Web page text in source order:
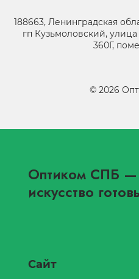
188663, Ленинградская
гп Кузьмоловский,
360Г,
© 2026
Оптиком СПБ —
искусство
Сайт